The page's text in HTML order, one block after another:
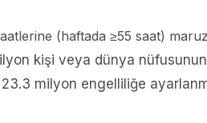
(haftada ≥55 saat)
kişi veya dünya
milyon engelliliğe